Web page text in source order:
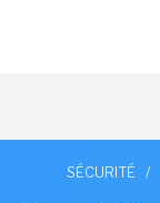
SÉCURITÉ /